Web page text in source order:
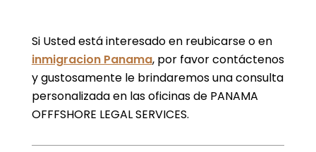
Si Usted está interesado en reubicarse o en
inmigracion Panama, por favor contáctenos
y gustosamente le brindaremos una consulta
personalizada en las oficinas de PANAMA
OFFFSHORE LEGAL SERVICES.